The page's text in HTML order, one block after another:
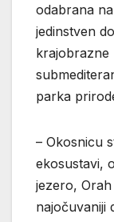
odabrana
jedinstven
krajobrazne
parka
– Okosnicu
ekosustavi,
jezero,
najočuvaniji